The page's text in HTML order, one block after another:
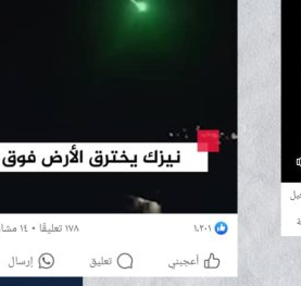
ك
ت
س
م
أرسل